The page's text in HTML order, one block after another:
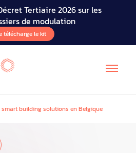
Tertiaire 2026 sur les
de modulation
télécharge le kit
smart building solutions en Belgique